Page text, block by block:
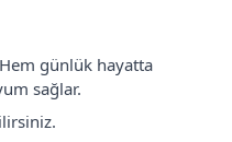
günlük hayatta
sağlar.